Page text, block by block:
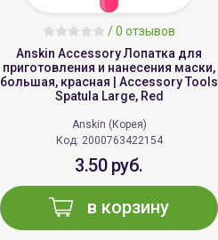
/0 отзывов
Anskin Accessory Лопатка для
приготовления и нанесения маски,
большая, красная | Accessory Tools
Spatula Large, Red
Anskin (Корея)
Код: 2000763422154
3.50 руб.
в корзину